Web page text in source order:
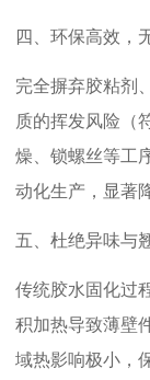
四、环保高效，
完全摒弃胶粘剂
质的挥发风险（
燥、锁螺丝等工
动化生产，显著
五、杜绝异味与
传统胶水固化过
积加热导致薄壁
域热影响极小，